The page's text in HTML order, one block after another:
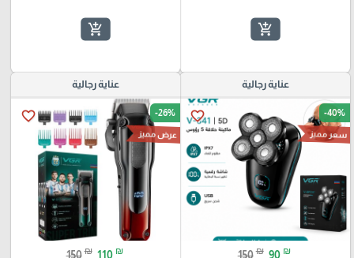
add_shopping_cart
add_shopping_cart
عناية رجالية
favorite_border -40%
سعر مميز
150 ₪ 90 ₪
عناية رجالية
favorite_border -26%
عرض مميز
150 ₪ 110 ₪